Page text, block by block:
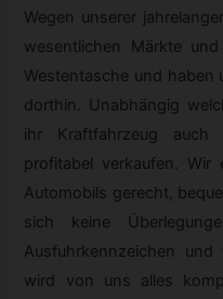
Wegen unserer
wesentlichen Märkte
Westentasche und haben
dorthin. Unabhängig
ihr Kraftfahrzeug
profitabel verkaufen. Wir
Automobils gerecht,
sich keine
Ausfuhrkennzeichen
wird von uns alles